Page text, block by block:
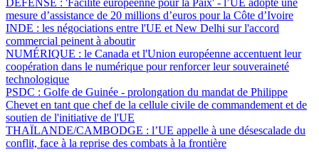
mesure d’assistance de 20 millions d’euros pour la Côte d’Ivoire
INDE : les négociations entre l'UE et New Delhi sur l'accord
commercial peinent à aboutir
NUMÉRIQUE : le Canada et l'Union européenne accentuent leur
coopération dans le numérique pour renforcer leur souveraineté
technologique
PSDC : Golfe de Guinée - prolongation du mandat de Philippe
Chevet en tant que chef de la cellule civile de commandement et de
soutien de l'initiative de l'UE
THAÏLANDE/CAMBODGE : l’UE appelle à une désescalade du
conflit, face à la reprise des combats à la frontière